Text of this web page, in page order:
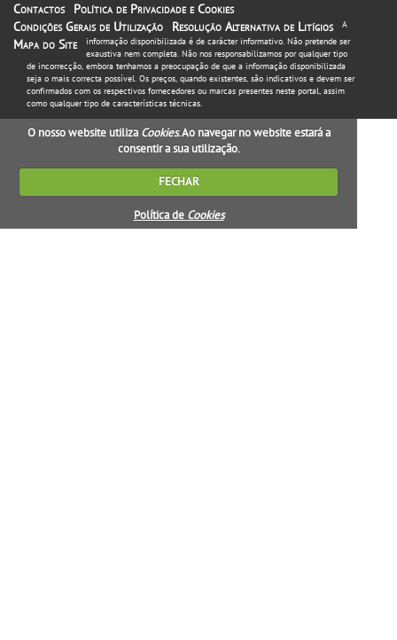
Contactos
Política de Privacidade e Cookies
Condições Gerais de Utilização
Resolução Alternativa de Litígios
Mapa do Site
A
informação disponibilizada é de carácter informativo. Não pretende ser
exaustiva nem completa. Não nos responsabilizamos por qualquer tipo
de incorrecção, embora tenhamos a preocupação de que a informação disponibilizada
seja o mais correcta possível. Os preços, quando existentes, são indicativos e devem ser
confirmados com os respectivos fornecedores ou marcas presentes neste portal, assim
como qualquer tipo de características técnicas.
O nosso website utiliza Cookies. Ao navegar no website estará a
consentir a sua utilização.
FECHAR
Política de Cookies